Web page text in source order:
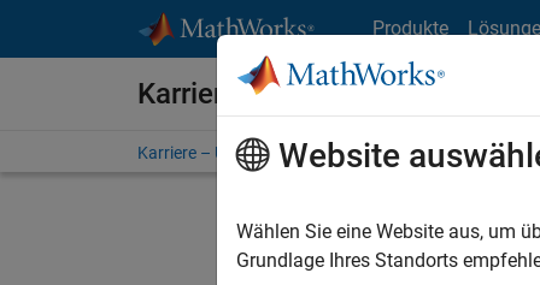
Produkte
Karriere bei MathWorks
Karriere – Übersicht Stellensuche
FILTER:
Website
Wählen Sie eine Website aus, um
Grundlage Ihres Standorts